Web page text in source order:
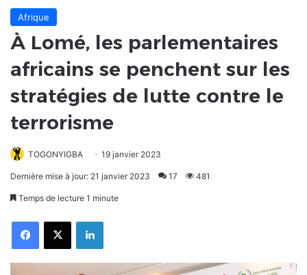
Afrique
À Lomé, les parlementaires
africains se penchent sur les
stratégies de lutte contre le
terrorisme
TOGONYIGBA 19 janvier 2023
Dernière mise à jour: 21 janvier 2023 17 481
Temps de lecture 1 minute
FacebookX Linkedin